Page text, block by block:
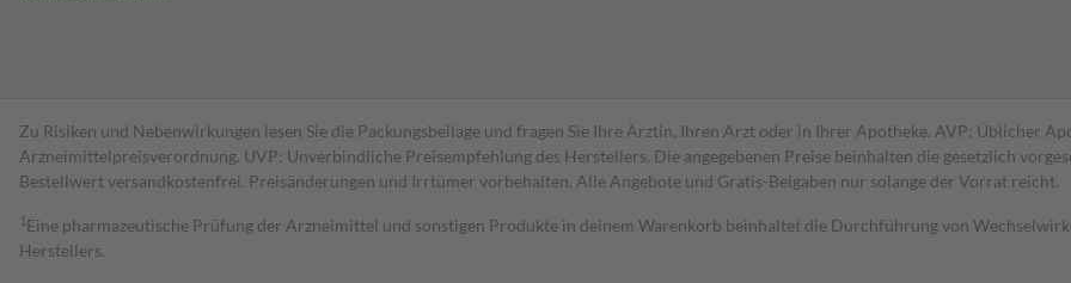
Zu Risiken und Nebenwirkungen lesen Sie die Packungsbeilage und fragen Sie Ihre Ärztin, Ihren Arzt oder in Ihrer Apotheke. AVP: Üblicher
Arzneimittelpreisverordnung. UVP: Unverbindliche Preisempfehlung des Herstellers. Die angegebenen Preise beinhalten die gesetzlich
Bestell­wert versand­kosten­frei. Preisänderungen und Irrtümer vorbehalten. Alle Angebote und Gratis-Beigaben nur solange der Vorrat reicht.
1 Eine pharmazeutische Prüfung der Arzneimittel und sonstigen Produkte in deinem Warenkorb beinhaltet die Durchführung von
Herstellers.